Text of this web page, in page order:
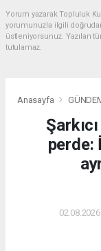
Yorum yazarak Topluluk
yorumunuzla ilgili
üstleniyorsunuz. Yazılan
tutulamaz.
Anasayfa
perde: